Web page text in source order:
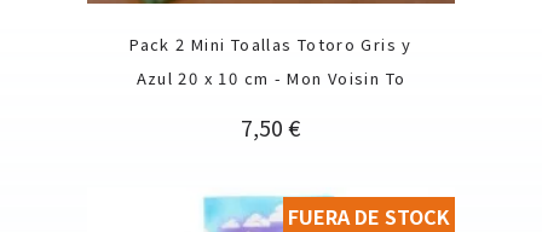
Pack 2 Mini Toallas Totoro Gris y
Azul 20 x 10 cm - Mon Voisin To
Precio
7,50 €
FUERA DE STOCK